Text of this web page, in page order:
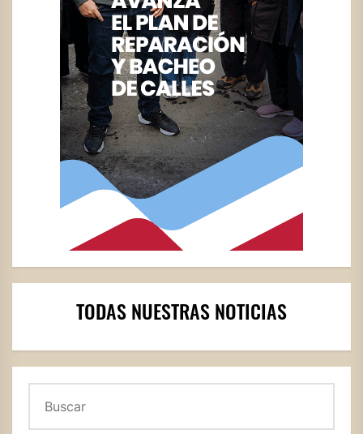
TODAS NUESTRAS NOTICIAS